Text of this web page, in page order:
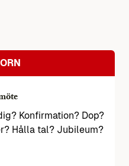
Konfirmation? Dop?
Hålla tal? Jubileum?